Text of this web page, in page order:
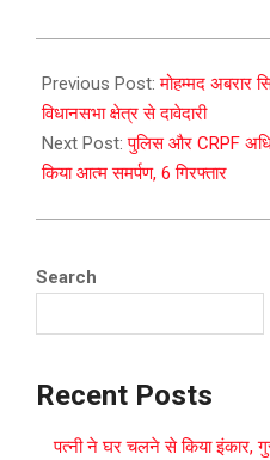
09-
02
Previous Post:मोहम्मद अबरार
विधानसभा क्षेत्र से दावेदारी
Next Post:पुलिस और CRPF
किया आत्म समर्पण, 6 गिरफ्तार
Search
Recent Posts
पत्नी ने घर चलने से किया इंकार,